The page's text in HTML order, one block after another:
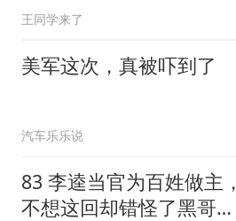
王同学来了
美军这次，真被吓到了
汽车乐乐说
83 李逵当官为百姓做主，
不想这回却错怪了黑哥要